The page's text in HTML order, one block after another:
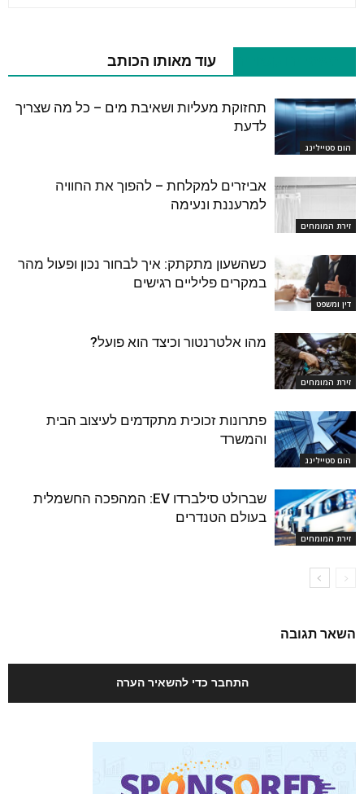
עוד מאותו הכותב
הום סטיילינג
תחזוקת מעליות ושאיבת מים – כל מה שצריך
לדעת
זירת המומחים
אביזרים למקלחת – להפוך את החוויה
למרעננת ונעימה
דין ומשפט
כשהשעון מתקתק: איך לבחור נכון ופעול מהר
במקרים פליליים רגישים
זירת המומחים
מהו אלטרנטור וכיצד הוא פועל?
הום סטיילינג
פתרונות זכוכית מתקדמים לעיצוב הבית
והמשרד
זירת המומחים
שברולט סילברדו EV: המהפכה החשמלית
בעולם הטנדרים
השאר תגובה
התחבר כדי להשאיר הערה